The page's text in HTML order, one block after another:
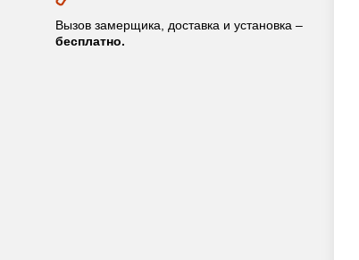
Вызов замерщика, доставка и установка –
бесплатно.